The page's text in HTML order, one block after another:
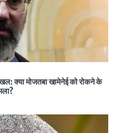
क्या मोजतबा खामेनेई को रोकने के